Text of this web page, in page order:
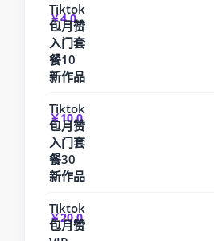
Tiktok
包月赞
入门套
餐10
新作品
￥4.0
Tiktok
包月赞
入门套
餐30
新作品
￥10.0
Tiktok
包月赞
￥20.0